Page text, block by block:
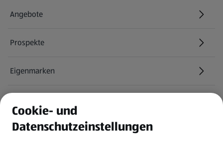
Angebote
Prospekte
Eigenmarken
Newsletter
Cookie- und
Datenschutzeinstellungen